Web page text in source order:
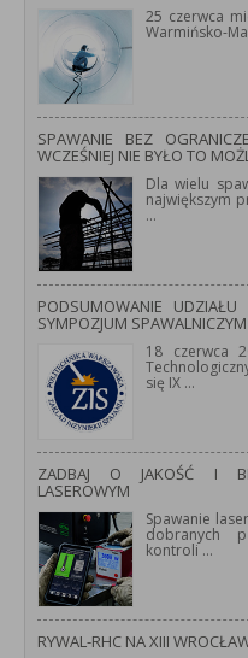
25 czerwca
Warmińsko-
SPAWANIE BEZ
WCZEŚNIEJ NIE BYŁO TO
Dla wielu
największym
...
PODSUMOWANIE
SYMPOZJUM
18 czerwca
się IX ...
ZADBAJ O JAKOŚĆ I
LASEROWYM
Spawanie
dobranych
kontroli...
RYWAL-RHC NA XIII